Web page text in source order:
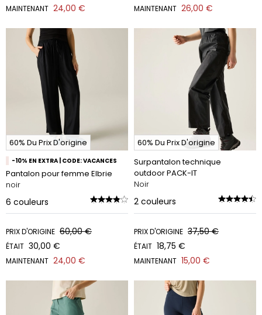
MAINTENANT 24,00 € MAINTENANT 26,00 €
60% Du Prix D'origine
-10% EN EXTRA | CODE: VACANCES
Pantalon pour femme Elbrie
noir
6 couleurs
PRIX D'ORIGINE 60,00 €
ÉTAIT 30,00 €
MAINTENANT 24,00 €
60% Du Prix D'origine
Surpantalon technique
outdoor PACK-IT
Noir
2 couleurs
PRIX D'ORIGINE 37,50 €
ÉTAIT 18,75 €
MAINTENANT 15,00 €